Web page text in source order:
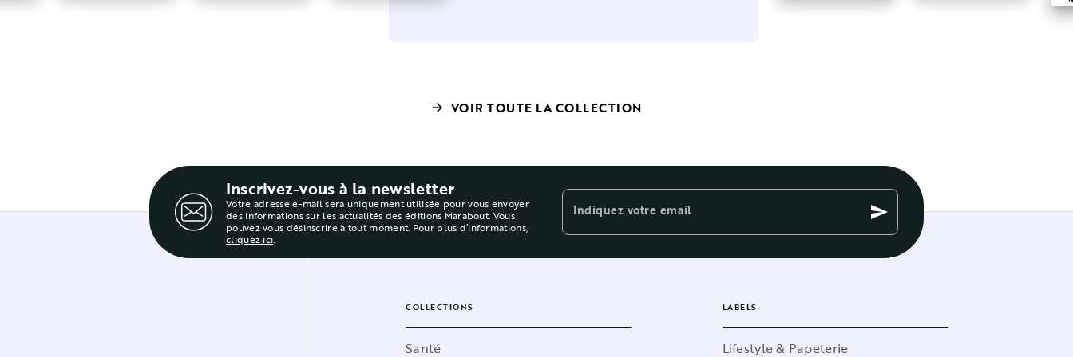
arrow_forward VOIR TOUTE LA COLLECTION
Inscrivez-vous à la newsletter
Votre adresse e-mail sera uniquement utilisée pour vous envoyer
des informations sur les actualités des éditions Marabout. Vous
pouvez vous désinscrire à tout moment. Pour plus d’informations,
cliquez ici.
Indiquez votre email send
COLLECTIONS
Santé
LABELS
Lifestyle & Papeterie